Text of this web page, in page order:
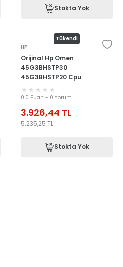
Stokta Yok
Tükendi
HP
Orijinal Hp Omen
45G3BHSTP30
45G3BHSTP20 Cpu
Sogutucu Heatsink Cooling
Fan
0.0 Puan - 0 Yorum
3.926,44 TL
5.235,25TL
Stokta Yok